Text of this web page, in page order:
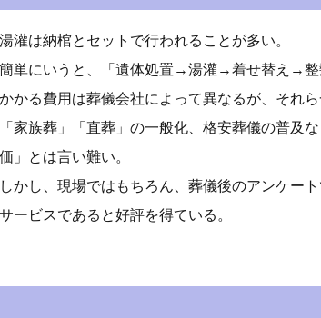
湯灌は納棺とセットで行われることが多い。
簡単にいうと、「遺体処置→湯灌→着せ替え→整
かかる費用は葬儀会社によって異なるが、それ
「家族葬」「直葬」の一般化、格安葬儀の普及
価」とは言い難い。
しかし、現場ではもちろん、葬儀後のアンケー
サービスであると好評を得ている。